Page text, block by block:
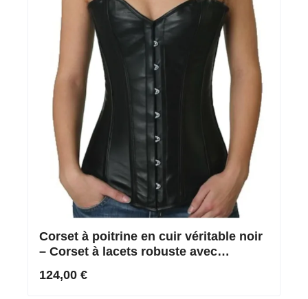
Corset à poitrine en cuir véritable noir
– Corset à lacets robuste avec
124,00 €